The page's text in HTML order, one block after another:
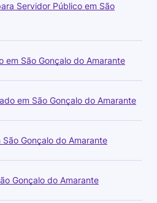
Servidor Público em São
em São Gonçalo do Amarante
em São Gonçalo do Amarante
Gonçalo do Amarante
Gonçalo do Amarante